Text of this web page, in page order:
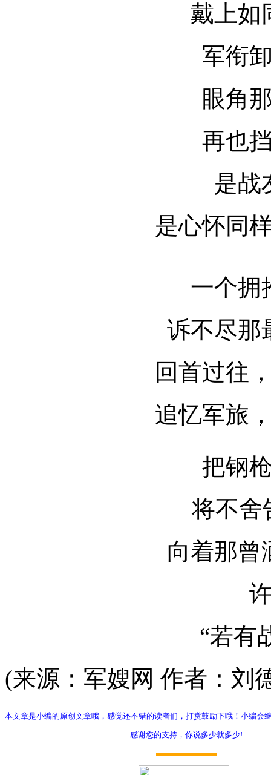
戴上如
军衔
眼角
再也
是战
是心怀同
一个拥
诉不尽那
回首过往
追忆军旅
把钢
将不舍
向着那曾
“若有
(来源：军嫂网 作者：刘
本文章是小编的原创文章哦，感觉还不错的读者们，打赏鼓励下哦！小编会
感谢您的支持，你说多少就多少!